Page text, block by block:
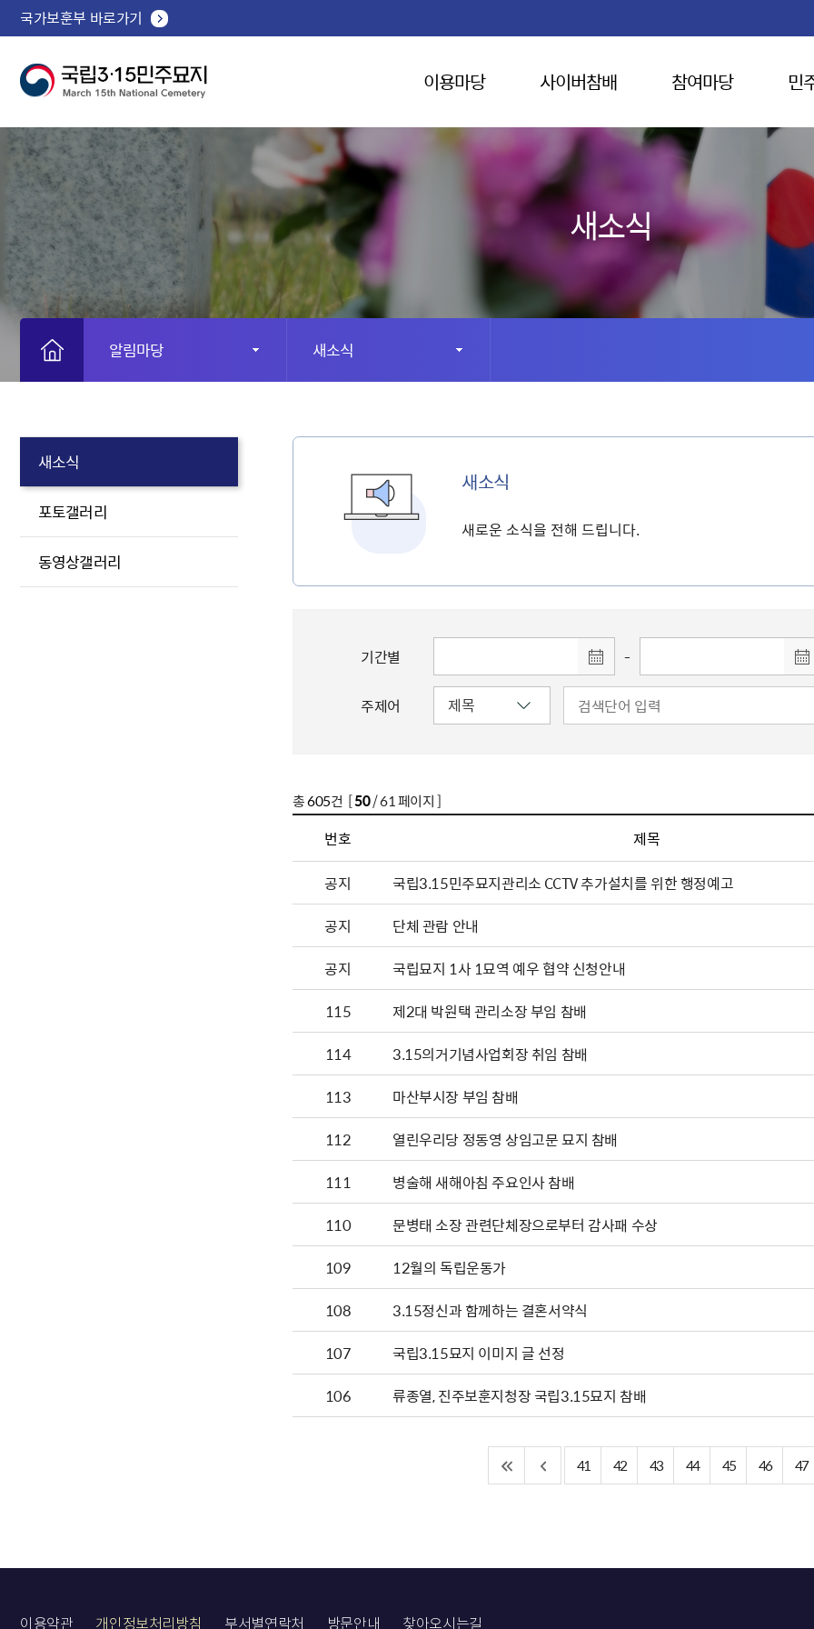
국가보훈부 바로가기
이용마당 사이버참배 참여마당 민
새소식
알림마당 새소식
새소식
포토갤러리
동영상갤러리
새소식
새로운 소식을 전해 드립니다.
기간별 -
주제어
총605건 [50/ 61 페이지 ]
번호 제목
공지
국립3.15민주묘지관리소 CCTV 추가설치를 위한 행정예고
공지
단체 관람 안내
공지
국립묘지 1사 1묘역 예우 협약 신청안내
115
제2대 박원택 관리소장 부임 참배
114
3.15의거기념사업회장 취임 참배
113
마산부시장 부임 참배
112
열린우리당 정동영 상임고문 묘지 참배
111
병술해 새해아침 주요인사 참배
110
문병태 소장 관련단체장으로부터 감사패 수상
109
12월의 독립운동가
108
3.15정신과 함께하는 결혼서약식
107
국립3.15묘지 이미지 글 선정
106
류종열, 진주보훈지청장 국립3.15묘지 참배
41 42 43 44 45 46 47
이용약관 개인정보처리방침 부서별연락처 방문안내 찾아오시는길